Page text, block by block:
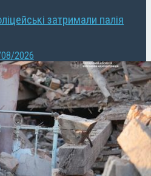
затримали палія
2026